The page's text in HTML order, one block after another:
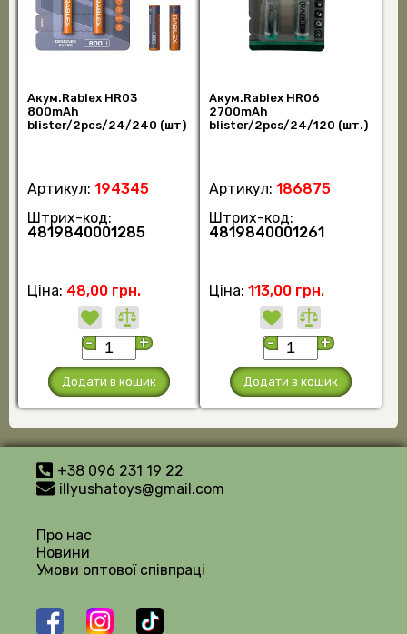
Акум.Rablex HR03
800mAh
blister/2pcs/24/240 (шт)
Артикул: 194345
Штрих-код:
4819840001285
Ціна: 48,00 грн.
- +
Додати в кошик
Акум.Rablex HR06
2700mAh
blister/2pcs/24/120 (шт.)
Артикул: 186875
Штрих-код:
4819840001261
Ціна: 113,00 грн.
- +
Додати в кошик
+38 096 231 19 22
illyushatoys@gmail.com
Про нас
Новини
Умови оптової співпраці